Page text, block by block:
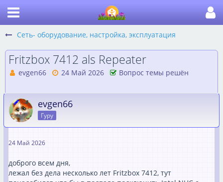
Сеть- оборудование, настройка, эксплуатация
Fritzbox 7412 als Repeater
evgen66 24 Май 2026 Вопрос темы решён
evgen66
Гуру
24 Май 2026
доброго всем дня,
лежал без дела несколько лет Fritzbox 7412, тут